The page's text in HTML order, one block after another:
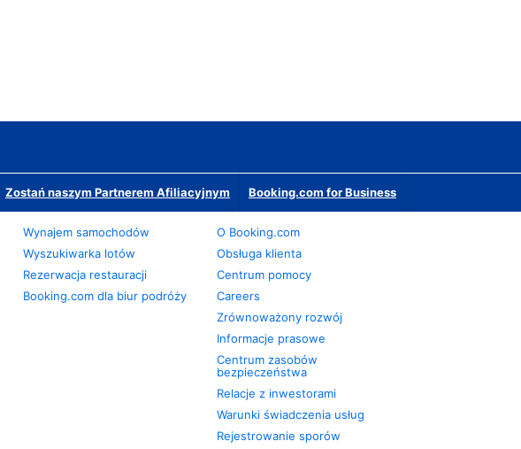
Zostań naszym Partnerem Afiliacyjnym Booking.com for Business
Wynajem samochodów
Wyszukiwarka lotów
Rezerwacja restauracji
Booking.com dla biur podróży
O Booking.com
Obsługa klienta
Centrum pomocy
Careers
Zrównoważony rozwój
Informacje prasowe
Centrum zasobów
bezpieczeństwa
Relacje z inwestorami
Warunki świadczenia usług
Rejestrowanie sporów